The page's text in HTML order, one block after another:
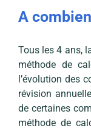
A
Tous les 4 ans,
méthode de
l’évolution des
révision
de certaines
méthode de